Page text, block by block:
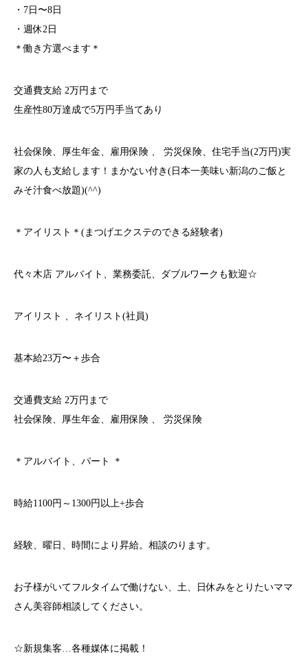
・7日〜8日
・週休2日
＊働き方選べます＊
交通費支給 2万円まで
生産性80万達成で5万円手当てあり
社会保険、厚生年金、雇用保険 、 労災保険、住宅手当(2万円)実
家の人も支給します！まかない付き(日本一美味い新潟のご飯と
みそ汁食べ放題)(^^)
＊アイリスト＊(まつげエクステのできる経験者)
代々木店 アルバイト、業務委託、ダブルワークも歓迎☆
アイリスト 、ネイリスト(社員)
基本給23万〜＋歩合
交通費支給 2万円まで
社会保険、厚生年金、雇用保険 、 労災保険
＊アルバイト、パート ＊
時給1100円～1300円以上+歩合
経験、曜日、時間により昇給。相談のります。
お子様がいてフルタイムで働けない、土、日休みをとりたいママ
さん美容師相談してください。
☆新規集客…各種媒体に掲載！